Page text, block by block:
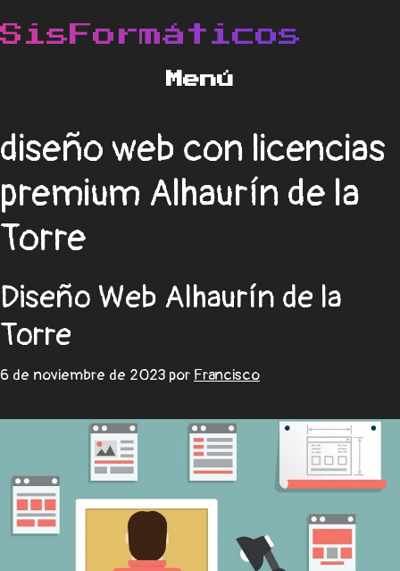
diseño web con licencias
premium Alhaurín de la
Torre
Diseño Web Alhaurín de la
Torre
6 de noviembre de 2023 por Francisco